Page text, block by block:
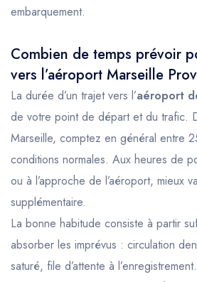
embarquement.
Combien de temps prévoir
vers l’aéroport Marseille
La durée d’un trajet vers l’aéroport
de votre point de départ et du trafic.
Marseille, comptez en général entre
conditions normales. Aux heures de
ou à l’approche de l’aéroport, mieux
supplémentaire.
La bonne habitude consiste à partir
absorber les imprévus : circulation
saturé, file d’attente à